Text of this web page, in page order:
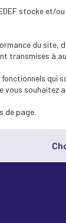
stocke
du
transmises
souhaitez
de page.